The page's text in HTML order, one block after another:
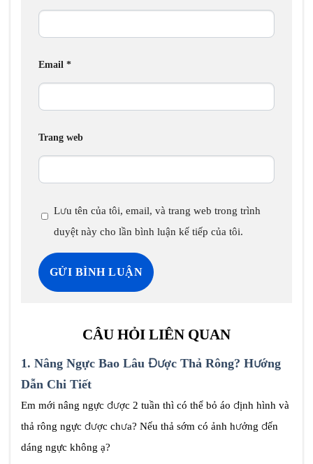
Email *
Trang web
Lưu tên của tôi, email, và trang web trong trình
duyệt này cho lần bình luận kế tiếp của tôi.
CÂU HỎI LIÊN QUAN
1. Nâng Ngực Bao Lâu Được Thả Rông? Hướng
Dẫn Chi Tiết
Em mới nâng ngực được 2 tuần thì có thể bỏ áo định hình và
thả rông ngực được chưa? Nếu thả sớm có ảnh hưởng đến
dáng ngực không ạ?